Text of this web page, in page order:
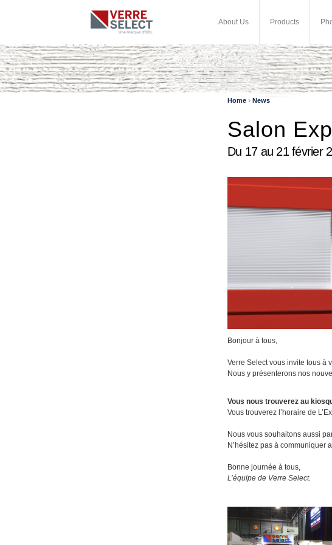
About Us Products
Home › News
Salon
Du 17 au 21 février
Bonjour à tous,
Verre Select vous invite tous à
Nous y présenterons nos
Vous nous trouverez au
Vous trouverez l’horaire de
Nous vous souhaitons aussi
N’hésitez pas à communiquer
Bonne journée à tous,
L’équipe de Verre Select.